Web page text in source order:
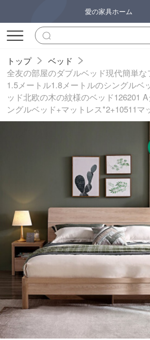
愛の家具ホーム
トップ
ベッド
全友の部屋のダブルベッド現代簡単な
1.5メートル1.8メートルのシングルベ
ッド北欧の木の紋様のベッド126201
ングルベッド+マットレス*2+10511マ